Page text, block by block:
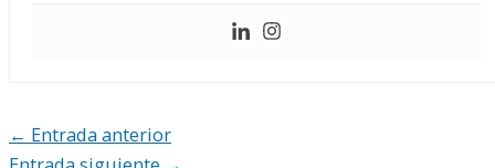
← Entrada anterior